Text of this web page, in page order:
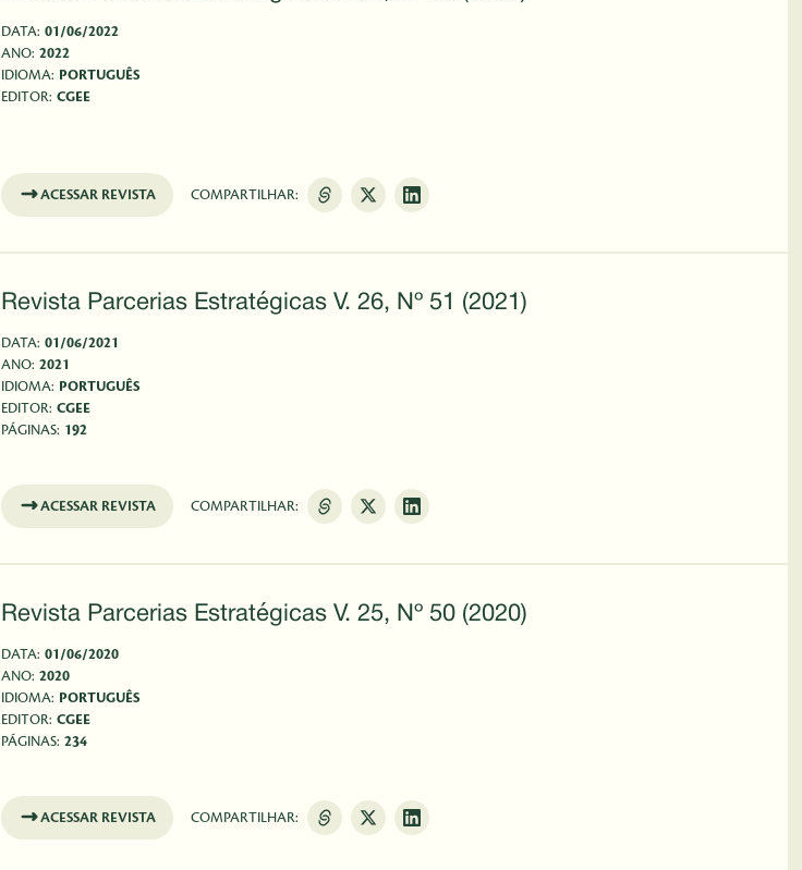
DATA: 01/06/2022
ANO: 2022
IDIOMA: PORTUGUÊS
EDITOR: CGEE
ACESSAR REVISTA COMPARTILHAR:
Revista Parcerias Estratégicas V. 26, Nº 51 (2021)
DATA: 01/06/2021
ANO: 2021
IDIOMA: PORTUGUÊS
EDITOR: CGEE
PÁGINAS: 192
ACESSAR REVISTA COMPARTILHAR:
Revista Parcerias Estratégicas V. 25, Nº 50 (2020)
DATA: 01/06/2020
ANO: 2020
IDIOMA: PORTUGUÊS
EDITOR: CGEE
PÁGINAS: 234
ACESSAR REVISTA COMPARTILHAR: